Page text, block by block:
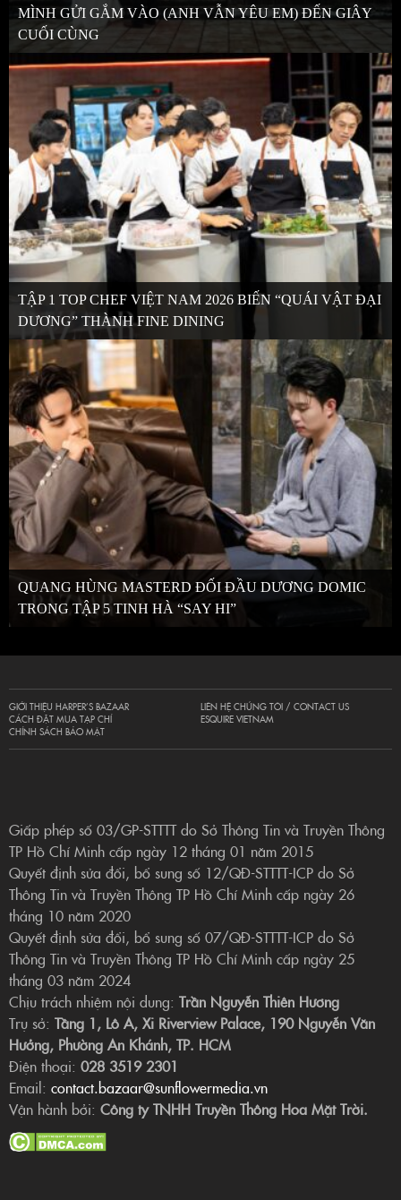
MÌNH GỬI GẮM VÀO (ANH VẪN YÊU EM) ĐẾN GIÂY
CUỐI CÙNG
TẬP 1 TOP CHEF VIỆT NAM 2026 BIẾN “QUÁI VẬT ĐẠI
DƯƠNG” THÀNH FINE DINING
QUANG HÙNG MASTERD ĐỐI ĐẦU DƯƠNG DOMIC
TRONG TẬP 5 TINH HÀ “SAY HI”
GIỚI THIỆU HARPER’S BAZAAR
CÁCH ĐẶT MUA TẠP CHÍ
CHÍNH SÁCH BẢO MẬT
LIÊN HỆ CHÚNG TÔI / CONTACT US
ESQUIRE VIETNAM
Giấp phép số 03/GP-STTTT do Sở Thông Tin và Truyền Thông
TP Hồ Chí Minh cấp ngày 12 tháng 01 năm 2015
Quyết định sửa đổi, bổ sung số 12/QĐ-STTTT-ICP do Sở
Thông Tin và Truyền Thông TP Hồ Chí Minh cấp ngày 26
tháng 10 năm 2020
Quyết định sửa đổi, bổ sung số 07/QĐ-STTTT-ICP do Sở
Thông Tin và Truyền Thông TP Hồ Chí Minh cấp ngày 25
tháng 03 năm 2024
Chịu trách nhiệm nội dung: Trần Nguyễn Thiên Hương
Trụ sở: Tầng 1, Lô A, Xi Riverview Palace, 190 Nguyễn Văn
Hưởng, Phường An Khánh, TP. HCM
Điện thoại: 028 3519 2301
Email: contact.bazaar@sunflowermedia.vn
Vận hành bởi: Công ty TNHH Truyền Thông Hoa Mặt Trời.